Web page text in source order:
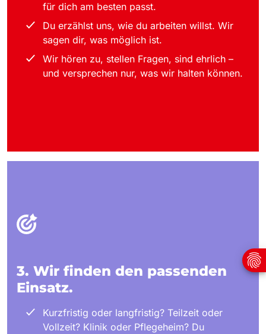
für dich am besten passt.
Du erzählst uns, wie du arbeiten willst. Wir
sagen dir, was möglich ist.
Wir hören zu, stellen Fragen, sind ehrlich –
und versprechen nur, was wir halten können.
3. Wir finden den passenden
Einsatz.
Kurzfristig oder langfristig? Teilzeit oder
Vollzeit? Klinik oder Pflegeheim? Du